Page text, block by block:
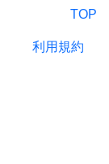
TOP
利用規約